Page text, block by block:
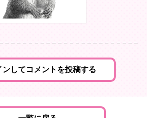
ンしてコメントを投稿する